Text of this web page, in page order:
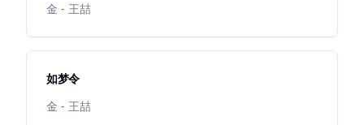
金 - 王喆
如梦令
金 - 王喆